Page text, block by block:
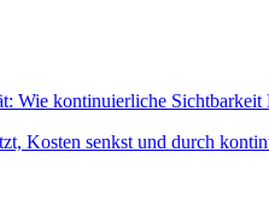
Kosten senkst und durch